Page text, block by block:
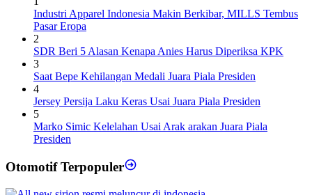
Industri Apparel Indonesia Makin Berkibar, MILLS Tembus
Pasar Eropa
2
SDR Beri 5 Alasan Kenapa Anies Harus Diperiksa KPK
3
Saat Bepe Kehilangan Medali Juara Piala Presiden
4
Jersey Persija Laku Keras Usai Juara Piala Presiden
5
Marko Simic Kelelahan Usai Arak arakan Juara Piala
Presiden
Otomotif Terpopuler